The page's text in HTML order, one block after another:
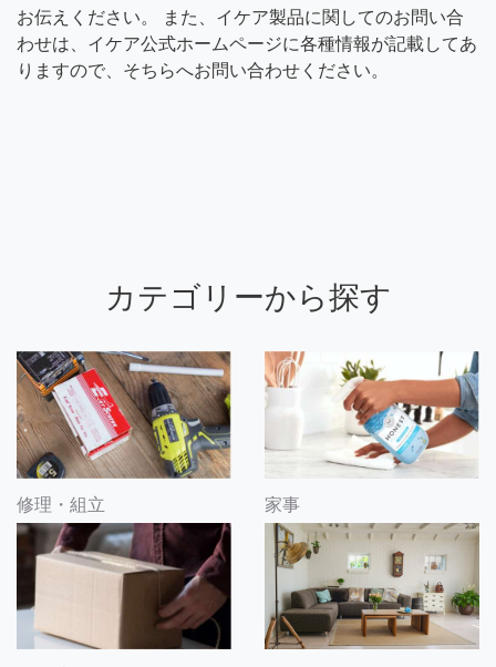
お伝えください。 また、イケア製品に関してのお問い合
わせは、イケア公式ホームページに各種情報が記載してあ
りますので、そちらへお問い合わせください。
カテゴリーから探す
修理・組立 家事